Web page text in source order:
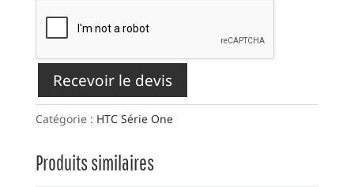
Recevoir le devis
Catégorie : HTC Série One
Produits similaires